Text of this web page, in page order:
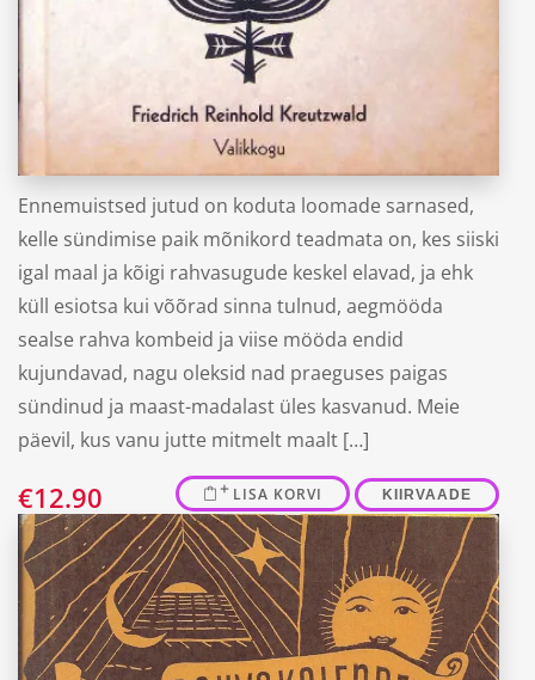
“Eesti rahva ennemuistsed jutud”
Friedrich Reinhold Kreutzwald
Ennemuistsed jutud on koduta loomade sarnased,
kelle sündimise paik mõnikord teadmata on, kes siiski
igal maal ja kõigi rahvasugude keskel elavad, ja ehk
küll esiotsa kui võõrad sinna tulnud, aegmööda
sealse rahva kombeid ja viise mööda endid
kujundavad, nagu oleksid nad praeguses paigas
sündinud ja maast-madalast üles kasvanud. Meie
päevil, kus vanu jutte mitmelt maalt […]
€12.90 LISA KORVI KIIRVAADE